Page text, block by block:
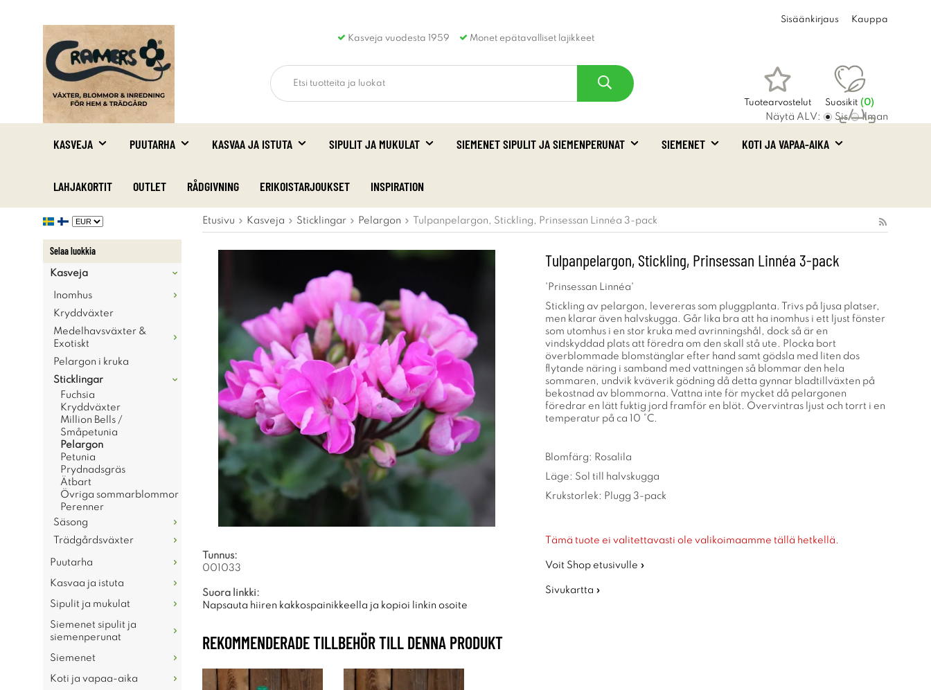
Kasveja vuodesta 1959 Monet epätavalliset lajikkeet
Sisäänkirjaus Kauppa
Tuotearvostelut Suosikit (0)
Ostoskori
Näytä ALV: Sis Ilman
KASVEJA PUUTARHA KASVAA JA ISTUTA SIPULIT JA MUKULAT SIEMENET SIPULIT JA SIEMENPERUNAT SIEMENET KOTI JA VAPAA-AIKA
LAHJAKORTIT OUTLET RÅDGIVNING ERIKOISTARJOUKSET INSPIRATION
Selaa luokkia
Kasveja
Inomhus
Kryddväxter
Medelhavsväxter &
Exotiskt
Pelargon i kruka
Sticklingar
Fuchsia
Kryddväxter
Million Bells /
Småpetunia
Pelargon
Petunia
Prydnadsgräs
Ätbart
Övriga sommarblommor
Perenner
Säsong
Trädgårdsväxter
Puutarha
Kasvaa ja istuta
Sipulit ja mukulat
Siemenet sipulit ja
siemenperunat
Siemenet
Koti ja vapaa-aika
Etusivu Kasveja Sticklingar Pelargon Tulpanpelargon, Stickling, Prinsessan Linnéa 3-pack
Tulpanpelargon, Stickling, Prinsessan Linnéa 3-pack
'Prinsessan Linnéa'
Stickling av pelargon, levereras som pluggplanta. Trivs på ljusa platser,
men klarar även halvskugga. Går lika bra att ha inomhus i ett ljust fönster
som utomhus i en stor kruka med avrinningshål, dock så är en
vindskyddad plats att föredra om den skall stå ute. Plocka bort
överblommade blomstänglar efter hand samt gödsla med liten dos
flytande näring i samband med vattningen så blommar den hela
sommaren, undvik kväverik gödning då detta gynnar bladtillväxten på
bekostnad av blommorna. Vattna inte för mycket då pelargonen
föredrar en lätt fuktig jord framför en blöt. Övervintras ljust och torrt i en
temperatur på ca 10 °C.
Blomfärg: Rosalila
Läge: Sol till halvskugga
Krukstorlek: Plugg 3-pack
Tämä tuote ei valitettavasti ole valikoimaamme tällä hetkellä.
Voit Shop etusivulle »
Sivukartta »
Tunnus:
001033
Suora linkki:
Napsauta hiiren kakkospainikkeella ja kopioi linkin osoite
REKOMMENDERADE TILLBEHÖR TILL DENNA PRODUKT